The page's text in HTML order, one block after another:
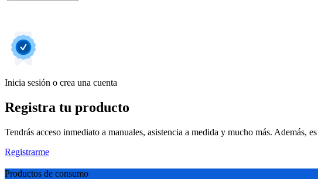
Inicia sesión o crea una cuenta
Registra tu producto
Tendrás acceso inmediato a manuales, asistencia a medida y mucho más. Además,
Registrarme
Productos de consumo